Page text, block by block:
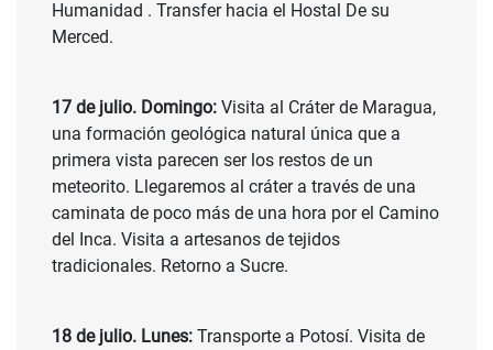
Humanidad . Transfer hacia el Hostal De su
Merced.
17 de julio. Domingo: Visita al Cráter de Maragua,
una formación geológica natural única que a
primera vista parecen ser los restos de un
meteorito. Llegaremos al cráter a través de una
caminata de poco más de una hora por el Camino
del Inca. Visita a artesanos de tejidos
tradicionales. Retorno a Sucre.
18 de julio. Lunes: Transporte a Potosí. Visita de